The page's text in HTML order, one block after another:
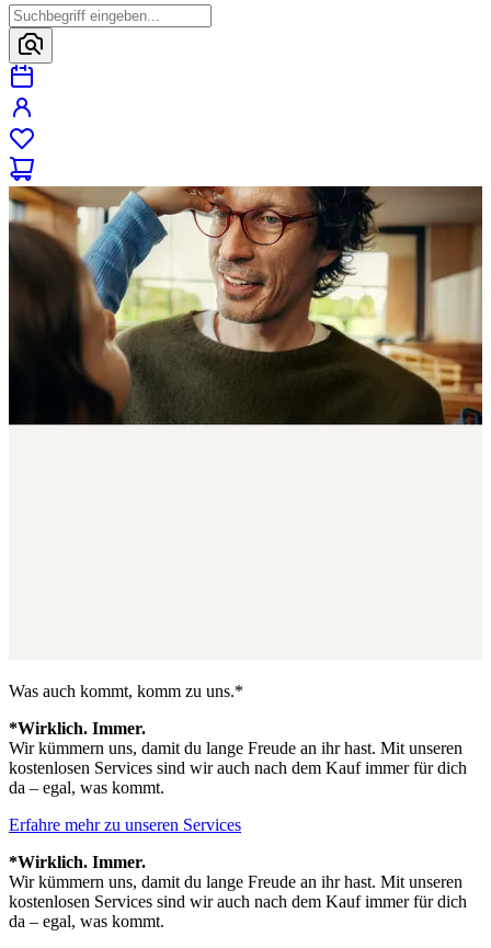
Was auch kommt, komm zu uns.*
*Wirklich. Immer.
Wir kümmern uns, damit du lange Freude an ihr hast. Mit unseren
kostenlosen Services sind wir auch nach dem Kauf immer für dich
da – egal, was kommt.
Erfahre mehr zu unseren Services
*Wirklich. Immer.
Wir kümmern uns, damit du lange Freude an ihr hast. Mit unseren
kostenlosen Services sind wir auch nach dem Kauf immer für dich
da – egal, was kommt.